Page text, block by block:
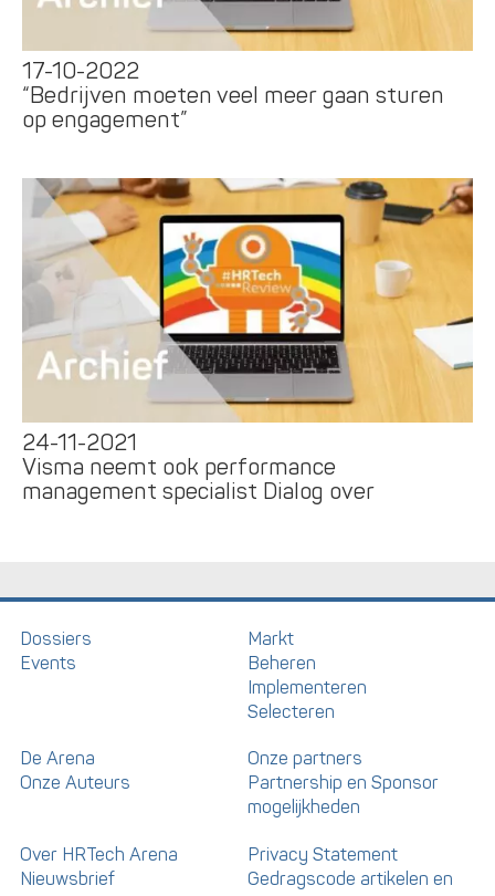
17-10-2022
“Bedrijven moeten veel meer gaan sturen
op engagement”
24-11-2021
Visma neemt ook performance
management specialist Dialog over
Dossiers
Events
Markt
Beheren
Implementeren
Selecteren
De Arena
Onze Auteurs
Onze partners
Partnership en Sponsor
mogelijkheden
Over HRTech Arena
Nieuwsbrief
Privacy Statement
Gedragscode artikelen en